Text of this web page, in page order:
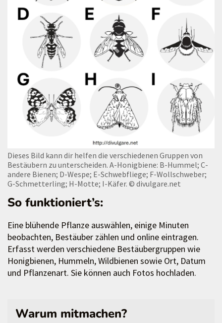
Dieses Bild kann dir helfen die verschiedenen Gruppen von
Bestäubern zu unterscheiden. A-Honigbiene: B-Hummel; C-
andere Bienen; D-Wespe; E-Schwebfliege; F-Wollschweber;
G-Schmetterling; H-Motte; I-Käfer. © divulgare.net
So funktioniert’s:
Eine blühende Pflanze auswählen, einige Minuten
beobachten, Bestäuber zählen und online eintragen.
Erfasst werden verschiedene Bestäubergruppen wie
Honigbienen, Hummeln, Wildbienen sowie Ort, Datum
und Pflanzenart. Sie können auch Fotos hochladen.
Warum mitmachen?